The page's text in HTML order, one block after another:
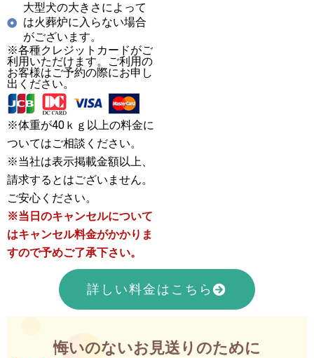
大型犬の大きさによって
は火葬炉に入らない場合
がございます。
※各種クレジットカードがご
利用いただけます。ご利用の
お客様はご予約の際にお申し
出ください。
※体重が40ｋｇ以上の料金に
ついてはご相談ください。
※当社は表示掲載金額以上、
請求するとはございません。
ご安心ください。
※当日のキャンセルについて
はキャンセル料金がかかりま
すので予めご了承下さい。
詳しい料金はこちら
悔いのないお見送りのために